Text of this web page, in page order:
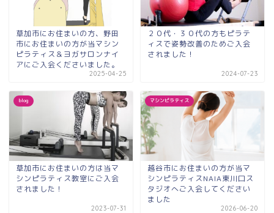
草加市にお住まいの方、野田
市にお住まいの方が当マシン
ピラティス＆ヨガサロンナイ
アにご入会くださいました。
2025-04-25
２０代・３０代の方もピラテ
ィスで姿勢改善のためご入会
されました！
2024-07-23
blog
草加市にお住まいの方は当マ
シンピラティス教室にご入会
されました！
2023-07-31
マシンピラティス
越谷市にお住まいの方が当マ
シンピラティスNAIA東川口ス
タジオへご入会してください
ました
2026-06-20